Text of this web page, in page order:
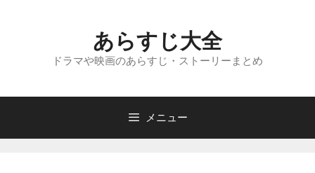
へ
あらすじ大全
ドラマや映画のあらすじ・ストーリーまとめ
メニュー